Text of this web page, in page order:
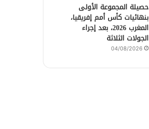
حصيلة المجموعة الأولى
بنهائيات كأس أمم إفريقيا،
المغرب 2026، بعد إجراء
الجولات الثلاثة
04/08/2026